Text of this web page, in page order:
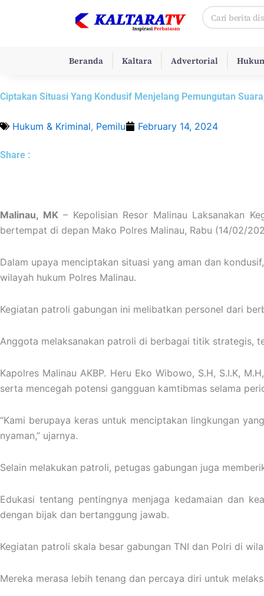
Search
Beranda Kaltara Advertorial
Ciptakan Situasi Yang Kondusif Menjelang Pemungutan
Hukum & Kriminal, Pemilu February 14, 2024
Share :
Malinau, MK– Kepolisian Resor Malinau Laksanakan
bertempat di depan Mako Polres Malinau, Rabu (14/02/
Dalam upaya menciptakan situasi yang aman dan
wilayah hukum Polres Malinau.
Kegiatan patroli gabungan ini melibatkan personel dari
Anggota melaksanakan patroli di berbagai titik strategis,
Kapolres Malinau AKBP. Heru Eko Wibowo, S.H, S.I.K,
serta mencegah potensi gangguan kamtibmas selama
“Kami berupaya keras untuk menciptakan lingkungan
nyaman,” ujarnya.
Selain melakukan patroli, petugas gabungan juga
Edukasi tentang pentingnya menjaga kedamaian dan
dengan bijak dan bertanggung jawab.
Kegiatan patroli skala besar gabungan TNI dan Polri di
Mereka merasa lebih tenang dan percaya diri untuk